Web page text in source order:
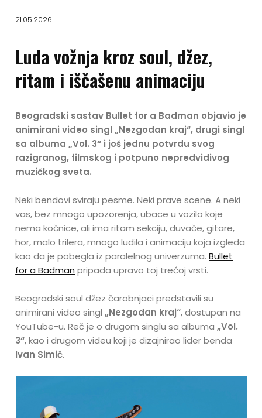
21.05.2026
Luda vožnja kroz soul, džez,
ritam i iščašenu animaciju
Beogradski sastav Bullet for a Badman objavio je
animirani video singl „Nezgodan kraj“, drugi singl
sa albuma „Vol. 3“ i još jednu potvrdu svog
razigranog, filmskog i potpuno nepredvidivog
muzičkog sveta.
Neki bendovi sviraju pesme. Neki prave scene. A neki
vas, bez mnogo upozorenja, ubace u vozilo koje
nema kočnice, ali ima ritam sekciju, duvače, gitare,
hor, malo trilera, mnogo ludila i animaciju koja izgleda
kao da je pobegla iz paralelnog univerzuma.Bullet
for a Badman pripada upravo toj trećoj vrsti.
Beogradski soul džez čarobnjaci predstavili su
animirani video singl„Nezgodan kraj“, dostupan na
YouTube-u. Reč je o drugom singlu sa albuma„Vol.
3“, kao i drugom videu koji je dizajnirao lider benda
Ivan Simić.